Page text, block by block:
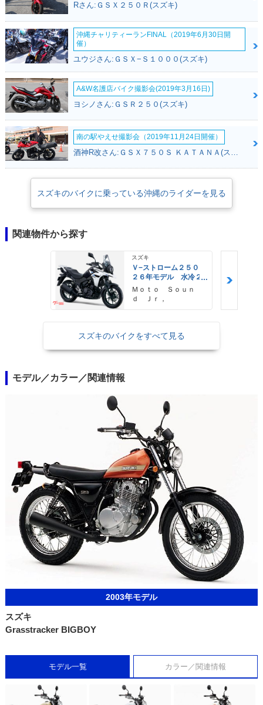
ー」「レトロレーサー風＝ビッグボーイ」というカラーリングイメージが
はっきりしていたことが影響したと思われた。その後はカラーチェンジの
ず、モデルヒストリーを終えた。
Rさん:ＧＳＸ２５０Ｒ(スズキ)
沖縄チャリティーランFINAL（2019年6月30日開
催）
ユウジさん:ＧＳＸ−Ｓ１０００(スズキ)
A&W名護店バイク撮影会(2019年3月16日)
ヨシノさん:ＧＳＲ２５０(スズキ)
南の駅やえせ撮影会（2019年11月24日開催）
スズキのバイクに乗っている沖縄のライダーを見る
関連物件から探す
スズキ
Ｖ−ストローム２５０
２６年モデル 水冷２
気筒エンジン ＬＥＤ
ヘッドライト標準装備
Ｍｏｔｏ Ｓｏｕｎ
ｄ Ｊｒ，
スズキのバイクをすべて見る
モデル／カラー／関連情報
2003年モデル
スズキ
Grasstracker BIGBOY
モデル一覧 カラー／関連情報